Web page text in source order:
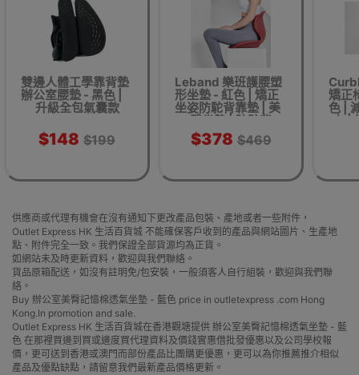
雙邊人體工學靠背墊
辦公室腰墊 - 黑色 |
升級全包氣囊款
$148 $199
Leband 樂班護腰塑
形坐墊 - 紅色 | 矯正
坐姿防駝背靠墊 | 美
臀坐墊 | 防駝背
$378 $469
矯正
色 |
力 |
供應商或代理有機會在沒有通知下更改產品包裝、產地或者一些附件，
Outlet Express HK 生活百貨城 不能確保客戶收到的產品與網站圖片、生產地
點、附件完全一致。我們保證全部貨源均為正貨。
如網站未及時更新資料，歡迎與我們聯絡。
貨品原箱配送，如沒有註明免/包安裝，一般須客人自行組裝，歡迎與我們聯
絡。
Buy 辦公室美臀記憶棉透氣坐墊 - 藍色 price in outletexpress .com Hong
Kong.In promotion and sale.
Outlet Express HK 生活百貨城在香港觀塘提供 辦公室美臀記憶棉透氣坐墊 - 藍
色 在那裡買邊到買或邊度買代理資料及價錢實惠借批發優惠以及公司學校報
價，更可送到香港或澳門而部份產品比團購更優惠，更可以為你推薦推介相似
產品及優點缺點，請留意我們最新產品價格更新。